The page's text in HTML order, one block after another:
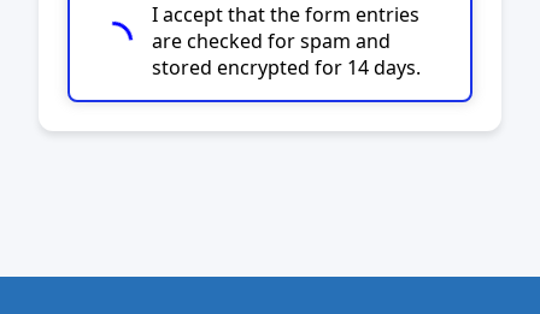
I accept that the form entries
are checked for spam and
stored encrypted for 14 days.